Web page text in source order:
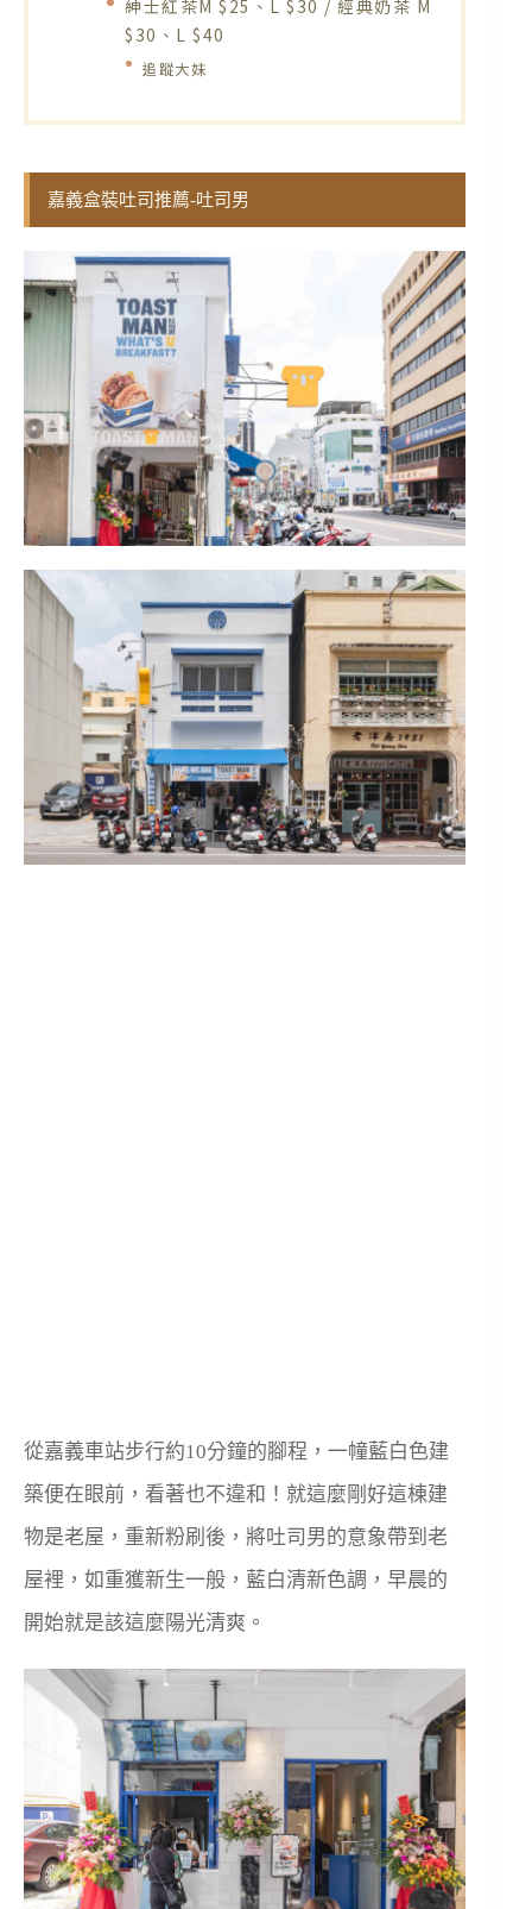
紳士紅茶M $25、L $30 / 經典奶茶 M
$30、L $40
追蹤大妹
嘉義盒裝吐司推薦-吐司男
從嘉義車站步行約10分鐘的腳程，一幢藍白色建
築便在眼前，看著也不違和！就這麼剛好這棟建
物是老屋，重新粉刷後，將吐司男的意象帶到老
屋裡，如重獲新生一般，藍白清新色調，早晨的
開始就是該這麼陽光清爽。